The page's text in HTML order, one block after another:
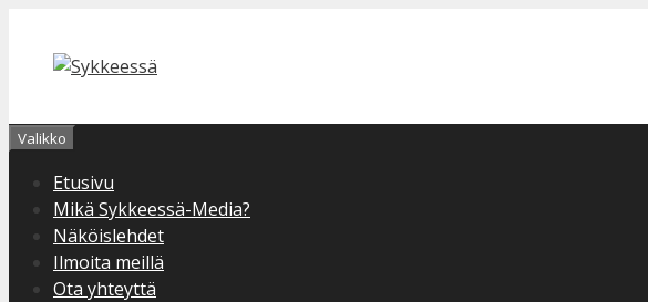
sisältöön
Valikko
Etusivu
Mikä Sykkeessä-Media?
Näköislehdet
Ilmoita meillä
Ota yhteyttä